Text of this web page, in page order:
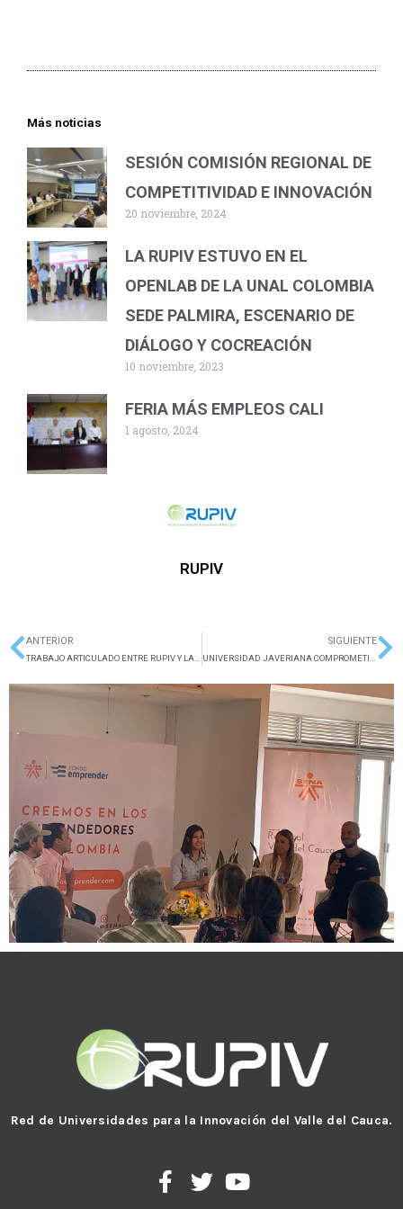
RUPIV
Más noticias
SESIÓN COMISIÓN REGIONAL DE
COMPETITIVIDAD E INNOVACIÓN
20 noviembre, 2024
LA RUPIV ESTUVO EN EL
OPENLAB DE LA UNAL COLOMBIA
SEDE PALMIRA, ESCENARIO DE
DIÁLOGO Y COCREACIÓN
10 noviembre, 2023
FERIA MÁS EMPLEOS CALI
1 agosto, 2024
Ant
ANTERIOR SIGUIENTE
Red de Universidades para la Innovación del Valle del Cauca.
F
a
T
w
Y
o